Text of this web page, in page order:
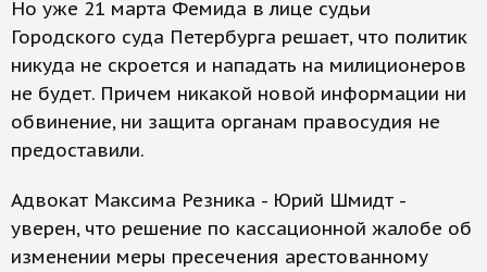
Но уже 21 марта Фемида в лице судьи
Городского суда Петербурга решает, что политик
никуда не скроется и нападать на милиционеров
не будет. Причем никакой новой информации ни
обвинение, ни защита органам правосудия не
предоставили.
Адвокат Максима Резника - Юрий Шмидт -
уверен, что решение по кассационной жалобе об
изменении меры пресечения арестованному